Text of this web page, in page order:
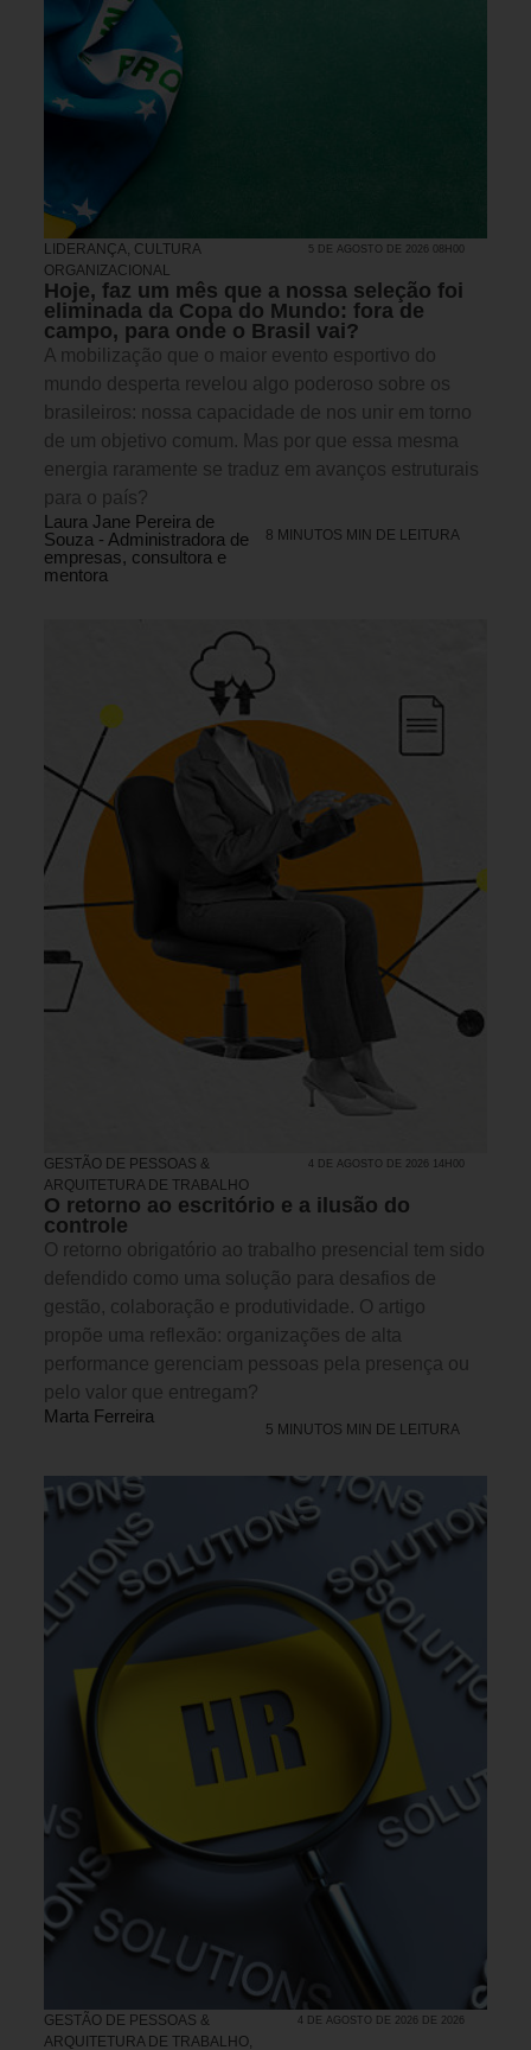
LIDERANÇA, CULTURA
ORGANIZACIONAL
5 DE AGOSTO DE 2026 08H00
Hoje, faz um mês que a nossa seleção foi
eliminada da Copa do Mundo: fora de
campo, para onde o Brasil vai?
A mobilização que o maior evento esportivo do
mundo desperta revelou algo poderoso sobre os
brasileiros: nossa capacidade de nos unir em torno
de um objetivo comum. Mas por que essa mesma
energia raramente se traduz em avanços estruturais
para o país?
Laura Jane Pereira de
Souza - Administradora de
empresas, consultora e
mentora
8 MINUTOS MIN DE LEITURA
GESTÃO DE PESSOAS &
ARQUITETURA DE TRABALHO
4 DE AGOSTO DE 2026 14H00
O retorno ao escritório e a ilusão do
controle
O retorno obrigatório ao trabalho presencial tem sido
defendido como uma solução para desafios de
gestão, colaboração e produtividade. O artigo
propõe uma reflexão: organizações de alta
performance gerenciam pessoas pela presença ou
pelo valor que entregam?
Marta Ferreira
5 MINUTOS MIN DE LEITURA
GESTÃO DE PESSOAS &
ARQUITETURA DE TRABALHO,
4 DE AGOSTO DE 2026 DE 2026